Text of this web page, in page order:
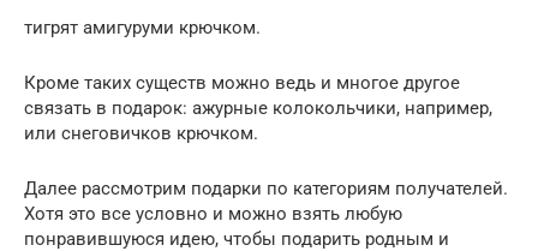
тигрят амигуруми крючком.
Кроме таких существ можно ведь и многое другое
связать в подарок: ажурные колокольчики, например,
или снеговичков крючком.
Далее рассмотрим подарки по категориям получателей.
Хотя это все условно и можно взять любую
понравившуюся идею, чтобы подарить родным и